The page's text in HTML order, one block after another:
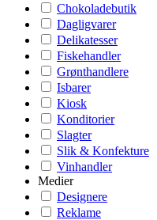
Chokoladebutik
Dagligvarer
Delikatesser
Fiskehandler
Grønthandlere
Isbarer
Kiosk
Konditorier
Slagter
Slik & Konfekture
Vinhandler
Medier
Designere
Reklame